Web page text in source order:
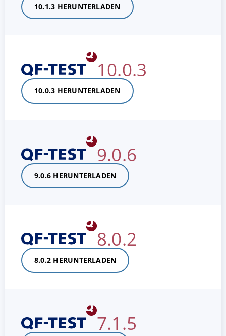
10.1.3 HERUNTERLADEN
10.0.3
10.0.3 HERUNTERLADEN
9.0.6
9.0.6 HERUNTERLADEN
8.0.2
8.0.2 HERUNTERLADEN
7.1.5